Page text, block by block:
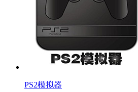
PS2模拟器